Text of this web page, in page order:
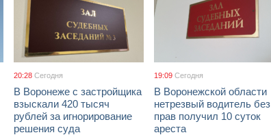
20:28 Сегодня
В Воронеже с застройщика
взыскали 420 тысяч
рублей за игнорирование
решения суда
19:09 Сегодня
В Воронежской области
нетрезвый водитель без
прав получил 10 суток
ареста